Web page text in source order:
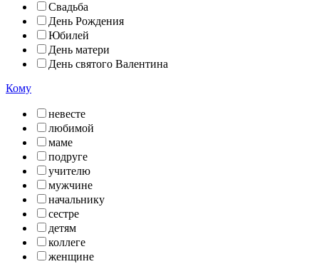
Свадьба
День Рождения
Юбилей
День матери
День святого Валентина
Кому
невесте
любимой
маме
подруге
учителю
мужчине
начальнику
сестре
детям
коллеге
женщине